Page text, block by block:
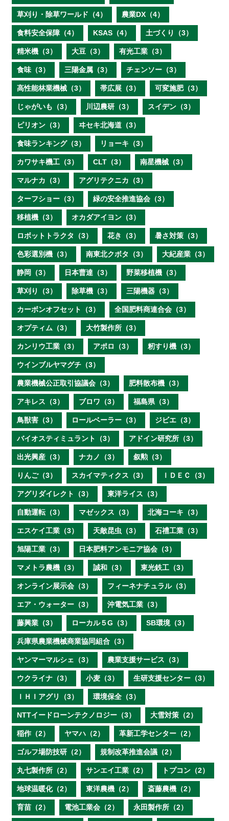
草刈り・除草ワールド（4） 農業DX（4）
食料安全保障（4） KSAS（4） 土づくり（3）
精米機（3） 大豆（3） 有光工業（3）
食味（3） 三陽金属（3） チェンソー（3）
高性能林業機械（3） 帯広展（3） 可変施肥（3）
じゃがいも（3） 川辺農研（3） スイデン（3）
ピリオン（3） ヰセキ北海道（3）
食味ランキング（3） リョーキ（3）
カワサキ機工（3） CLT（3） 南星機械（3）
マルナカ（3） アグリテクニカ（3）
ターフショー（3） 緑の安全推進協会（3）
移植機（3） オカダアイヨン（3）
ロボットトラクタ（3） 花き（3） 暑さ対策（3）
色彩選別機（3） 南東北クボタ（3） 大紀産業（3）
静岡（3） 日本曹達（3） 野菜移植機（3）
草刈り（3） 除草機（3） 三陽機器（3）
カーボンオフセット（3） 全国肥料商連合会（3）
オプティム（3） 大竹製作所（3）
カンリウ工業（3） アポロ（3） 籾すり機（3）
ウインブルヤマグチ（3）
農業機械公正取引協議会（3） 肥料散布機（3）
アキレス（3） ブロワ（3） 福島県（3）
鳥獣害（3） ロールベーラー（3） ジビエ（3）
バイオスティミュラント（3） アドイン研究所（3）
出光興産（3） ナカノ（3） 叙勲（3）
りんご（3） スカイマティクス（3） ＩＤＥＣ（3）
アグリダイレクト（3） 東洋ライス（3）
自動運転（3） マゼックス（3） 北海コーキ（3）
エスケイ工業（3） 天敵昆虫（3） 石禮工業（3）
旭陽工業（3） 日本肥料アンモニア協会（3）
マメトラ農機（3） 誠和（3） 東光鉄工（3）
オンライン展示会（3） フィーネナチュラル（3）
エア・ウォーター（3） 沖電気工業（3）
藤興業（3） ローカル５G（3） SB環境（3）
兵庫県農業機械商業協同組合（3）
ヤンマーマルシェ（3） 農業支援サービス（3）
ウクライナ（3） 小麦（3） 生研支援センター（3）
ＩＨＩアグリ（3） 環境保全（3）
NTTイードローンテクノロジー（3） 大雪対策（2）
稲作（2） ヤマハ（2） 革新工学センター（2）
ゴルフ場防技研（2） 規制改革推進会議（2）
丸七製作所（2） サンエイ工業（2） トプコン（2）
地球温暖化（2） 東洋農機（2） 斎藤農機（2）
育苗（2） 電池工業会（2） 永田製作所（2）